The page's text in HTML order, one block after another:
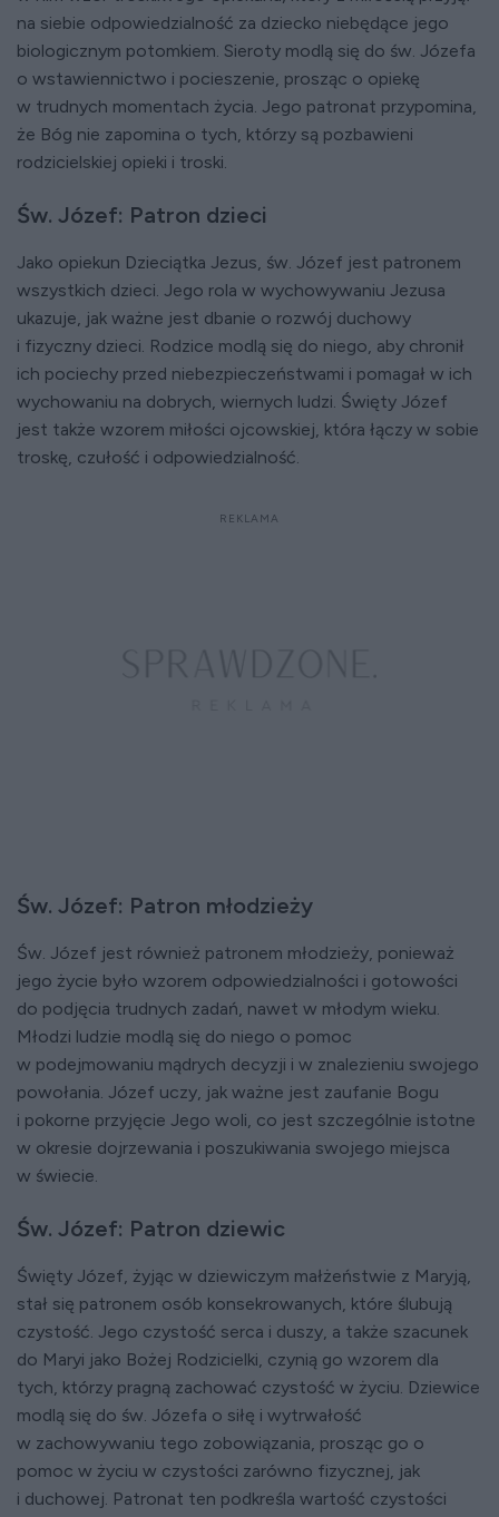
na siebie odpowiedzialność za dziecko niebędące jego
biologicznym potomkiem. Sieroty modlą się do św. Józefa
o wstawiennictwo i pocieszenie, prosząc o opiekę
w trudnych momentach życia. Jego patronat przypomina,
że Bóg nie zapomina o tych, którzy są pozbawieni
rodzicielskiej opieki i troski.
Św. Józef: Patron dzieci
Jako opiekun Dzieciątka Jezus, św. Józef jest patronem
wszystkich dzieci. Jego rola w wychowywaniu Jezusa
ukazuje, jak ważne jest dbanie o rozwój duchowy
i fizyczny dzieci. Rodzice modlą się do niego, aby chronił
ich pociechy przed niebezpieczeństwami i pomagał w ich
wychowaniu na dobrych, wiernych ludzi. Święty Józef
jest także wzorem miłości ojcowskiej, która łączy w sobie
troskę, czułość i odpowiedzialność.
Św. Józef: Patron młodzieży
Św. Józef jest również patronem młodzieży, ponieważ
jego życie było wzorem odpowiedzialności i gotowości
do podjęcia trudnych zadań, nawet w młodym wieku.
Młodzi ludzie modlą się do niego o pomoc
w podejmowaniu mądrych decyzji i w znalezieniu swojego
powołania. Józef uczy, jak ważne jest zaufanie Bogu
i pokorne przyjęcie Jego woli, co jest szczególnie istotne
w okresie dojrzewania i poszukiwania swojego miejsca
w świecie.
Św. Józef: Patron dziewic
Święty Józef, żyjąc w dziewiczym małżeństwie z Maryją,
stał się patronem osób konsekrowanych, które ślubują
czystość. Jego czystość serca i duszy, a także szacunek
do Maryi jako Bożej Rodzicielki, czynią go wzorem dla
tych, którzy pragną zachować czystość w życiu. Dziewice
modlą się do św. Józefa o siłę i wytrwałość
w zachowywaniu tego zobowiązania, prosząc go o
pomoc w życiu w czystości zarówno fizycznej, jak
i duchowej. Patronat ten podkreśla wartość czystości